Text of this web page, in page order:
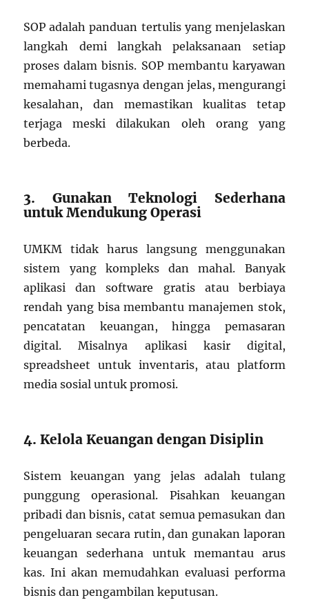
SOP adalah panduan tertulis yang menjelaskan
langkah demi langkah pelaksanaan setiap
proses dalam bisnis. SOP membantu karyawan
memahami tugasnya dengan jelas, mengurangi
kesalahan, dan memastikan kualitas tetap
terjaga meski dilakukan oleh orang yang
berbeda.
3. Gunakan Teknologi Sederhana
untuk Mendukung Operasi
UMKM tidak harus langsung menggunakan
sistem yang kompleks dan mahal. Banyak
aplikasi dan software gratis atau berbiaya
rendah yang bisa membantu manajemen stok,
pencatatan keuangan, hingga pemasaran
digital. Misalnya aplikasi kasir digital,
spreadsheet untuk inventaris, atau platform
media sosial untuk promosi.
4. Kelola Keuangan dengan Disiplin
Sistem keuangan yang jelas adalah tulang
punggung operasional. Pisahkan keuangan
pribadi dan bisnis, catat semua pemasukan dan
pengeluaran secara rutin, dan gunakan laporan
keuangan sederhana untuk memantau arus
kas. Ini akan memudahkan evaluasi performa
bisnis dan pengambilan keputusan.